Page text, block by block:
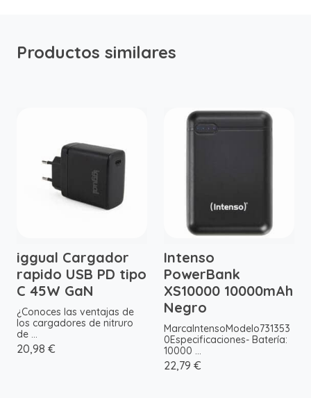
Productos similares
iggual Cargador
rapido USB PD tipo
C 45W GaN
¿Conoces las ventajas de
los cargadores de nitruro
de ...
20,98 €
Intenso
PowerBank
XS10000 10000mAh
Negro
MarcaIntensoModelo731353
0Especificaciones- Batería:
10000 ...
22,79 €